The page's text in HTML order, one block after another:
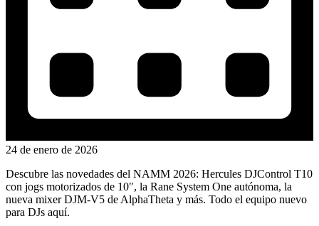
24 de enero de 2026
Descubre las novedades del NAMM 2026: Hercules DJControl T10
con jogs motorizados de 10″, la Rane System One autónoma, la
nueva mixer DJM-V5 de AlphaTheta y más. Todo el equipo nuevo
para DJs aquí.